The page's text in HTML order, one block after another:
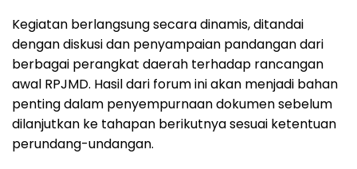
Kegiatan berlangsung secara dinamis, ditandai
dengan diskusi dan penyampaian pandangan dari
berbagai perangkat daerah terhadap rancangan
awal RPJMD. Hasil dari forum ini akan menjadi bahan
penting dalam penyempurnaan dokumen sebelum
dilanjutkan ke tahapan berikutnya sesuai ketentuan
perundang-undangan.